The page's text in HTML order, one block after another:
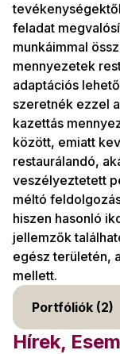
feladat
munkáimmal
mennyezetek
adaptációs
szeretnék ezzel
kazettás
között, emiatt
restaurálandó,
veszélyeztetett
méltó
hiszen hasonló
jellemzők
egész területén,
mellett.
Portfóliók (2)
Hírek,